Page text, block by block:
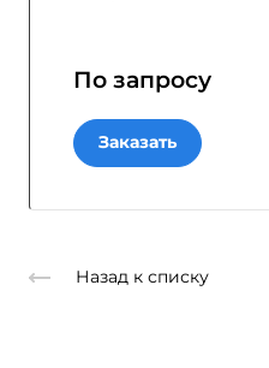
По запросу
Заказать
Назад к списку